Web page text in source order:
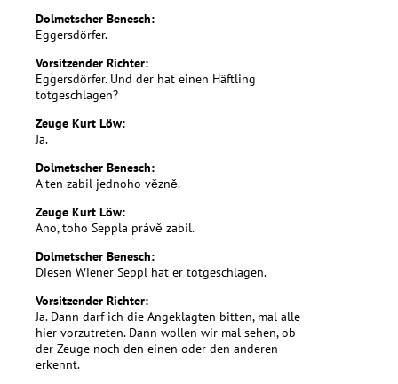
Dolmetscher Benesch:
Eggersdörfer.
Vorsitzender Richter:
Eggersdörfer. Und der hat einen Häftling
totgeschlagen?
Zeuge Kurt Löw:
Ja.
Dolmetscher Benesch:
A ten zabil jednoho vězně.
Zeuge Kurt Löw:
Ano, toho Seppla právě zabil.
Dolmetscher Benesch:
Diesen Wiener Seppl hat er totgeschlagen.
Vorsitzender Richter:
Ja. Dann darf ich die Angeklagten bitten, mal alle
hier vorzutreten. Dann wollen wir mal sehen, ob
der Zeuge noch den einen oder den anderen
erkennt.